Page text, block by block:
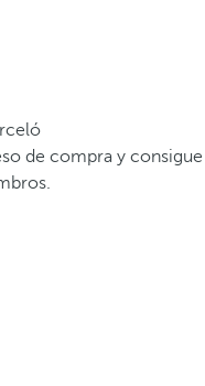
de compra y consigue